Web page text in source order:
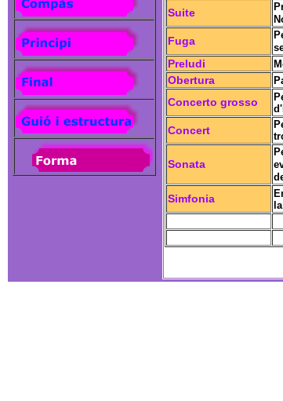
Suite
Fuga
Preludi
Obertura
Concerto grosso
Concert
Sonata
Simfonia